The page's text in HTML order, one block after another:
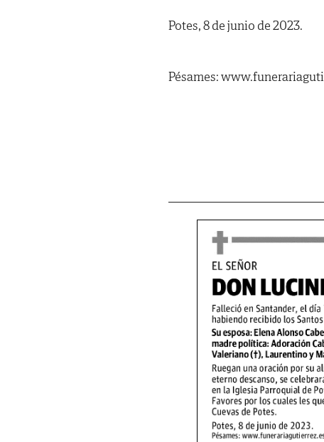
Potes, 8 de junio de 2023.
Pésames: